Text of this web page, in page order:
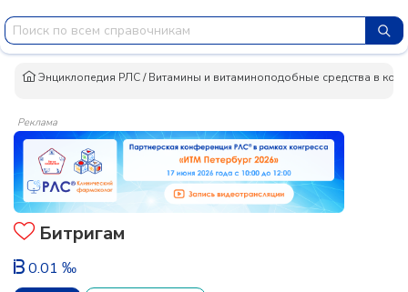
Энциклопедия РЛС/Витамины и витаминоподобные средства в
Реклама
Битригам
0.01 ‰